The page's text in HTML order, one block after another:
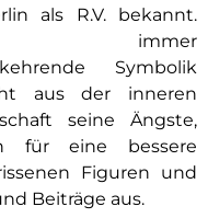
als R.V. bekannt.
immer
Symbolik
aus der inneren
seine Ängste,
für eine bessere
Figuren und
Beiträge aus.